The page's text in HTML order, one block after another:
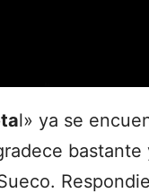
l» ya se